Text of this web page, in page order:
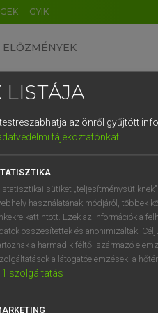
GYIK
ELŐZMÉNYEK
nagyszótár
VAN ELŐFIZETÉSED?
megtekintéséhez.
LISTÁJA
az önről gyűjtött
tájékoztatónkat.
statisztikai sütiket
használatának módjáról, többek
kattintott. Ezek az információk a
összesítettek és anonimizáltak.
a harmadik féltől származó
a látogatóelemzések, a
1 szolgáltatás
DE CN FR ES IT NL
1 2 3 4 5
q w e r
a s d f g
í y x c v